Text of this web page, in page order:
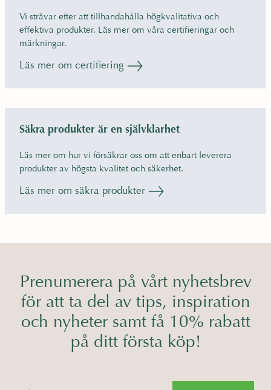
Vi strävar efter att tillhandahålla högkvalitativa och
effektiva produkter. Läs mer om våra certifieringar och
märkningar.
Läs mer om certifiering
Säkra produkter är en självklarhet
Läs mer om hur vi försäkrar oss om att enbart leverera
produkter av högsta kvalitet och säkerhet.
Läs mer om säkra produkter
Prenumerera på vårt nyhetsbrev
för att ta del av tips, inspiration
och nyheter samt få 10% rabatt
på ditt första köp!